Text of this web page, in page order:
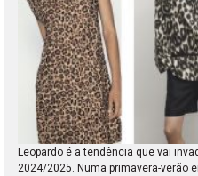
Leopardo é a tendência que vai
2024/2025. Numa primavera-verão